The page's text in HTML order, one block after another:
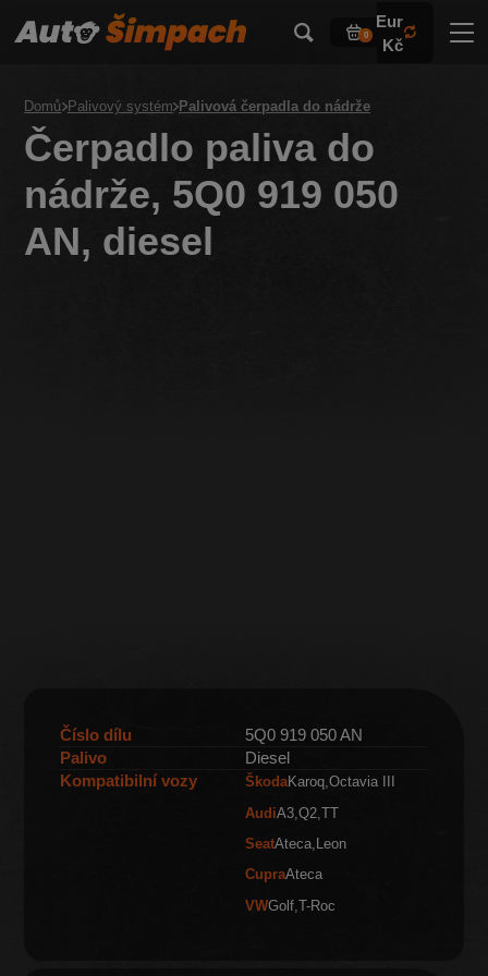
0
Eur
Kč
Domů Palivový systém Palivová čerpadla do nádrže
Čerpadlo paliva do
nádrže, 5Q0 919 050
AN, diesel
Číslo dílu
5Q0 919 050 AN
Palivo
Diesel
Kompatibilní vozy
ŠkodaKaroq Octavia III
AudiA3 Q2 TT
SeatAteca
Leon
CupraAteca
VWGolf T-Roc